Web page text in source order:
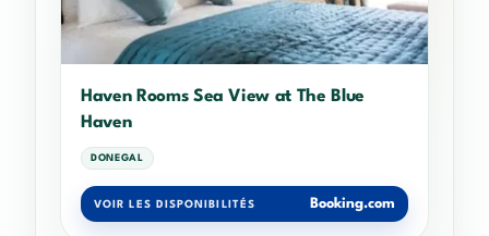
Haven Rooms Sea View at The Blue
Haven
DONEGAL
VOIR LES DISPONIBILITÉS Booking.com